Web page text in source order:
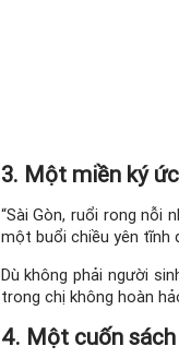
3. Một miền ký
“Sài Gòn, ruổi rong nỗi
một buổi chiều yên tĩnh
Dù không phải người
trong chị không hoàn
4. Một cuốn sách